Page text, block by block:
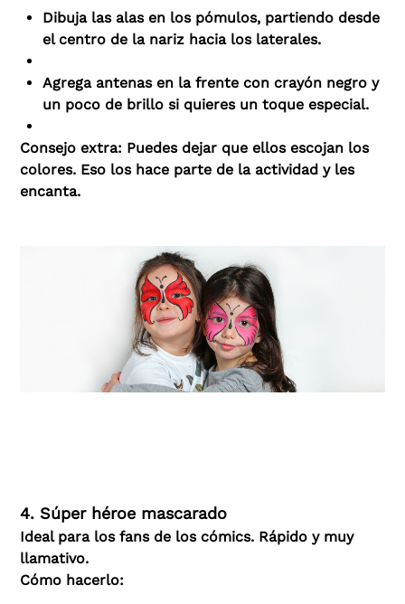
Dibuja las alas en los pómulos, partiendo desde
el centro de la nariz hacia los laterales.
Agrega antenas en la frente con crayón negro y
un poco de brillo si quieres un toque especial.
Consejo extra: Puedes dejar que ellos escojan los
colores. Eso los hace parte de la actividad y les
encanta.
4. Súper héroe mascarado
Ideal para los fans de los cómics. Rápido y muy
llamativo.
Cómo hacerlo: